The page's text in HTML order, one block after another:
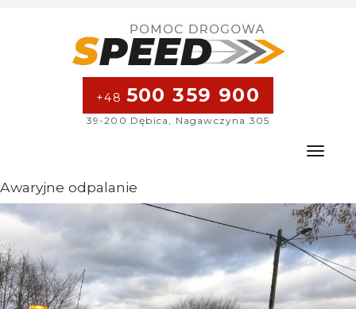
+48 500 359 900
39-200 Dębica, Nagawczyna 305
Toggle
Awaryjne odpalanie